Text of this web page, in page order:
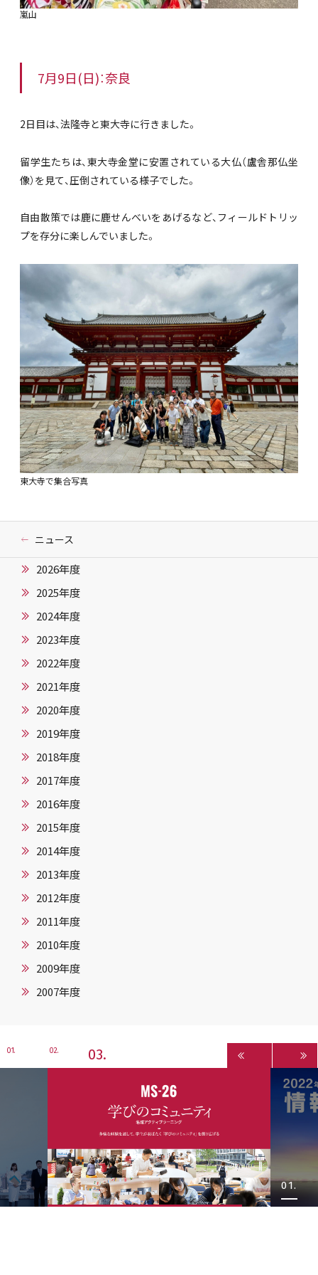
嵐山
7月9日(日)：奈良
2日目は、法隆寺と東大寺に行きました。
留学生たちは、東大寺金堂に安置されている大仏（盧舎那仏坐
像）を見て、圧倒されている様子でした。
自由散策では鹿に鹿せんべいをあげるなど、フィールドトリッ
プを存分に楽しんでいました。
東大寺で集合写真
ニュース
2026年度
2025年度
2024年度
2023年度
2022年度
2021年度
2020年度
2019年度
2018年度
2017年度
2016年度
2015年度
2014年度
2013年度
2012年度
2011年度
2010年度
2009年度
2007年度
1 2 3